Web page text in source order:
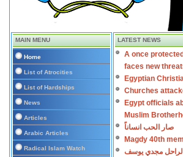
MAIN MENU
Home
List of Atrocities
List of Hardships
News
Articles
Arabic Articles
Radical Islam Watch
LATEST NEWS
A once
faces new
Egyptian
Churches
Egypt officials
Muslim
صار الحب انساناً
Magdy 40th
الراحل مجدي يوسف